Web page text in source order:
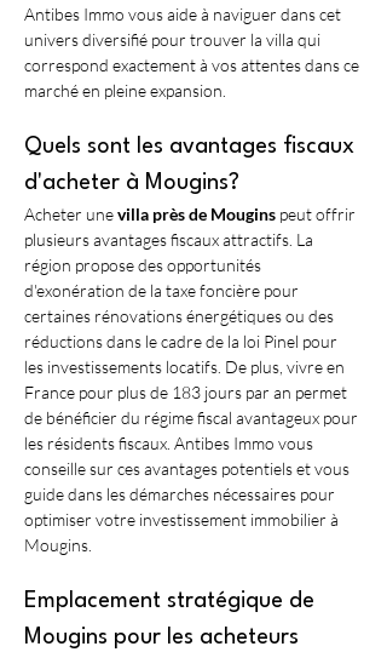
Antibes Immo vous aide à naviguer dans cet
univers diversifié pour trouver la villa qui
correspond exactement à vos attentes dans ce
marché en pleine expansion.
Quels sont les avantages fiscaux
d'acheter à Mougins?
Acheter une villa près de Mougins peut offrir
plusieurs avantages fiscaux attractifs. La
région propose des opportunités
d'exonération de la taxe foncière pour
certaines rénovations énergétiques ou des
réductions dans le cadre de la loi Pinel pour
les investissements locatifs. De plus, vivre en
France pour plus de 183 jours par an permet
de bénéficier du régime fiscal avantageux pour
les résidents fiscaux. Antibes Immo vous
conseille sur ces avantages potentiels et vous
guide dans les démarches nécessaires pour
optimiser votre investissement immobilier à
Mougins.
Emplacement stratégique de
Mougins pour les acheteurs